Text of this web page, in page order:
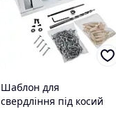
Шаблон для
свердління під косий